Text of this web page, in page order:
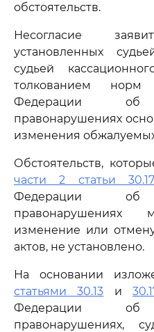
обстоятельств.
Несогласие
установленных
судьей
толкованием норм
Федерации об
правонарушениях
изменения
Обстоятельств,
части 2 статьи 30.17
Федерации об
изменение или
актов, не установлено.
На основании
статьями 30.13 и
Федерации об
правонарушениях,